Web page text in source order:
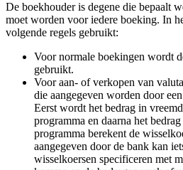
De boekhouder is degene die bepaalt
moet worden voor iedere boeking. In
volgende regels gebruikt:
Voor normale boekingen wordt
gebruikt.
Voor aan- of verkopen van
die aangegeven worden door
Eerst wordt het bedrag in
programma en daarna het
programma berekent de
aangegeven door de bank kan
wisselkoersen specificeren met